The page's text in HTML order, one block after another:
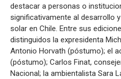
destacar a personas o
significativamente al desarrollo
solar en Chile. Entre sus
distinguidos la expresidenta
Antonio Horvath (póstumo); el
(póstumo); Carlos Finat,
Nacional; la ambientalista Sara